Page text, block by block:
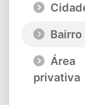
Bairro
Área
privativa